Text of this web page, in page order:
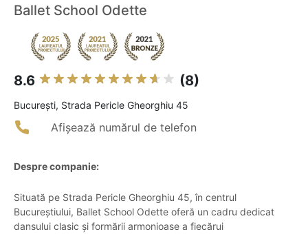
Ballet School Odette
8.6 (8)
Bucureşti, Strada Pericle Gheorghiu 45
Afișează numărul de telefon
Despre companie:
Situată pe Strada Pericle Gheorghiu 45, în centrul
Bucureștiului, Ballet School Odette oferă un cadru dedicat
dansului clasic și formării armonioase a fiecărui